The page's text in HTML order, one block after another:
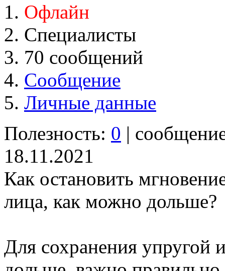
Офлайн
Специалисты
70 сообщений
Сообщение
Личные данные
Полезность: 0 |
18.11.2021
Как остановить
лица, как можно дольше?
Для сохранения упругой